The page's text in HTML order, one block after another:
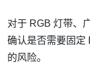
对于 RGB 灯带、
确认是否需要固定
的风险。